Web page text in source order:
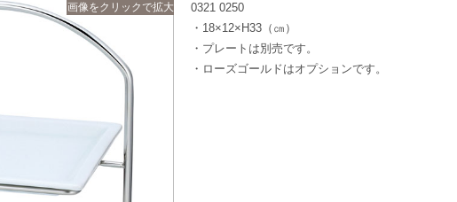
画像をクリックで拡大
0321 0250
・18×12×H33（㎝）
・プレートは別売です。
・ローズゴールドはオプションです。